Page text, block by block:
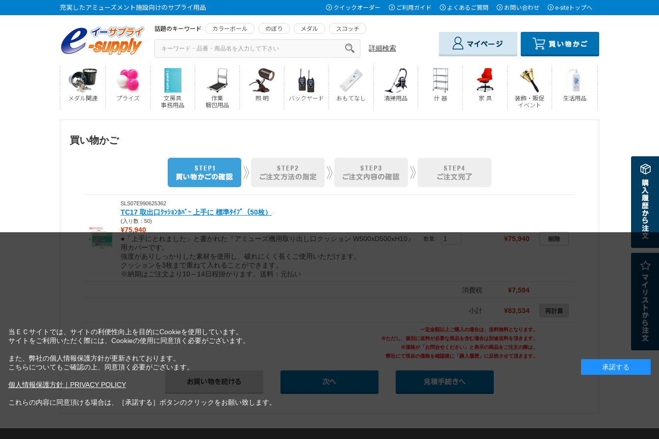
充実したアミューズメント施設向けのサプライ用品 クイックオーダー ご利用ガイド よくあるご質問 お問い合わせ e-siteトップへ
話題のキーワード カラーボール のぼり メダル スコッチ
詳細検索
メダル関連 プライズ
文房具
事務用品
作業
梱包用品
照 明 バックヤード おもてなし 清掃用品 什 器 家 具
装飾・販促
イベント
生活用品
買い物かご
SLS07E990625362
TC17 取出口ｸｯｼｮﾝｶﾊﾞｰ 上手に 標準ﾀｲﾌﾟ（50枚）
(入り数：50)
¥75,940
●「上手にとれました」と書かれた『アミューズ機用取り出し口クッション W500xD500xH10』
用カバーです。
強度がありしっかりした素材を使用し、破れにくく長くご使用いただけます。
クッションを3枚まで重ねて入れることができます。
※納期はご注文より10～14日程掛かります。送料：元払い
数量: ¥75,940
消費税 ¥7,594
小計 ¥83,534
一定金額以上ご購入の場合は、送料無料となります。
※ただし、個別に送料が必要な商品を含む場合は別途送料を頂きます。
※価格が「お問合せください」と表示の商品をご注文の際は、
弊社にて現在の価格を確認後に「購入履歴」に反映させて頂きます。
当ＥＣサイトでは、サイトの利便性向上を目的にCookieを使用しています。
サイトをご利用いただく際には、Cookieの使用に同意頂く必要がございます。
また、弊社の個人情報保護方針が更新されております。
こちらについてもご確認の上、同意頂く必要がございます。
個人情報保護方針｜PRIVACY POLICY
これらの内容に同意頂ける場合は、［承諾する］ボタンのクリックをお願い致します。
承諾する